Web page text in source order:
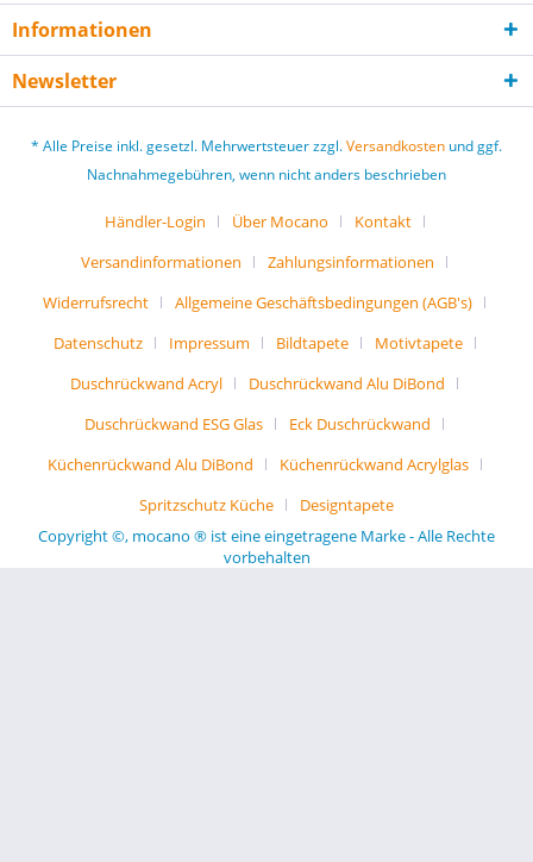
Informationen
Newsletter
* Alle Preise inkl. gesetzl. Mehrwertsteuer zzgl.Versandkosten und ggf.
Nachnahmegebühren, wenn nicht anders beschrieben
Händler-Login Über Mocano
Kontakt
Versandinformationen
Zahlungsinformationen
Widerrufsrecht
Allgemeine Geschäftsbedingungen (AGB's)
Datenschutz
Impressum Bildtapete
Motivtapete
Duschrückwand Acryl
Duschrückwand Alu DiBond
Duschrückwand ESG Glas
Eck Duschrückwand
Küchenrückwand Alu DiBond
Küchenrückwand Acrylglas
Spritzschutz Küche
Designtapete
Copyright ©, mocano ® ist eine eingetragene Marke - Alle Rechte
vorbehalten